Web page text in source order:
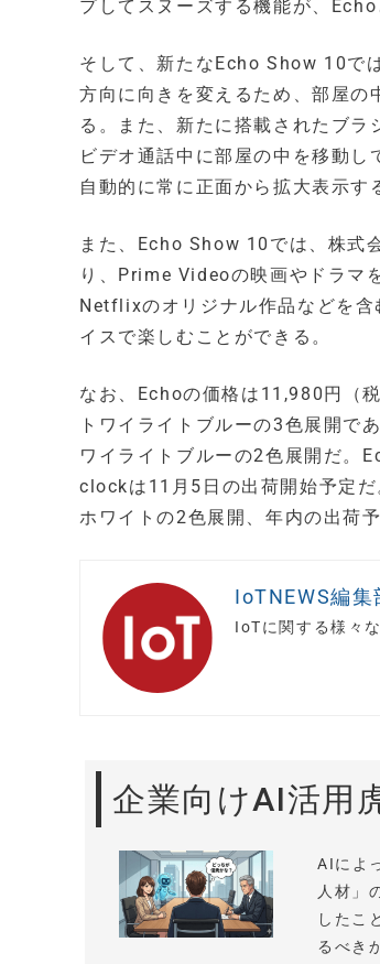
プしてスヌーズする機能が、
そして、新たなEcho Show 10で
方向に向きを変えるため、部屋の
る。また、新たに搭載されたブ
ビデオ通話中に部屋の中を移動
自動的に常に正面から拡大表示す
また、Echo Show 10では、株式
り、Prime Videoの映画やドラマ
Netflixのオリジナル作品などを
イスで楽しむことができる。
なお、Echoの価格は11,980円（
トワイライトブルーの3色展開
ワイライトブルーの2色展開だ。
clockは11月5日の出荷開始予定
ホワイトの2色展開、年内の出荷予
IoTNEWS編集
IoTに関する様々
企業向けAI活用
AIによ
人材」
したこ
るべき